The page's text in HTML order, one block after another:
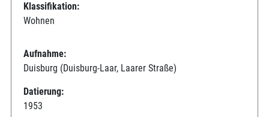
Klassifikation:
Wohnen
Aufnahme:
Duisburg (Duisburg-Laar, Laarer Straße)
Datierung:
1953